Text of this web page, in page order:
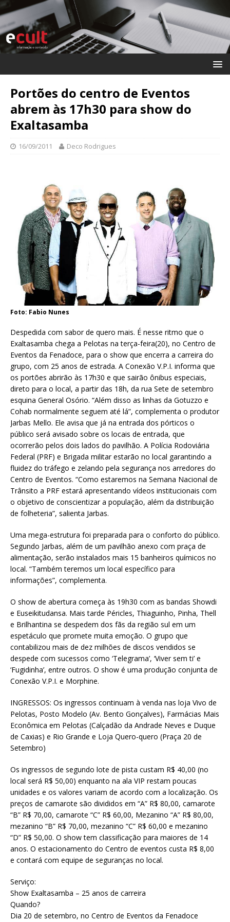
Portões do centro de Eventos
abrem às 17h30 para show do
Exaltasamba
16/09/2011 Deco Rodrigues
Foto: Fabio Nunes
Despedida com sabor de quero mais. É nesse ritmo que o
Exaltasamba chega a Pelotas na terça-feira(20), no Centro de
Eventos da Fenadoce, para o show que encerra a carreira do
grupo, com 25 anos de estrada. A Conexão V.P.I. informa que
os portões abrirão às 17h30 e que sairão ônibus especiais,
direto para o local, a partir das 18h, da rua Sete de setembro
esquina General Osório. “Além disso as linhas da Gotuzzo e
Cohab normalmente seguem até lá”, complementa o produtor
Jarbas Mello. Ele avisa que já na entrada dos pórticos o
público será avisado sobre os locais de entrada, que
ocorrerão pelos dois lados do pavilhão. A Polícia Rodoviária
Federal (PRF) e Brigada militar estarão no local garantindo a
fluidez do tráfego e zelando pela segurança nos arredores do
Centro de Eventos. “Como estaremos na Semana Nacional de
Trânsito a PRF estará apresentando vídeos institucionais com
o objetivo de conscientizar a população, além da distribuição
de folheteria”, salienta Jarbas.
Uma mega-estrutura foi preparada para o conforto do público.
Segundo Jarbas, além de um pavilhão anexo com praça de
alimentação, serão instalados mais 15 banheiros químicos no
local. “Também teremos um local específico para
informações”, complementa.
O show de abertura começa às 19h30 com as bandas Showdi
e Euseikitudansa. Mais tarde Péricles, Thiaguinho, Pinha, Thell
e Brilhantina se despedem dos fãs da região sul em um
espetáculo que promete muita emoção. O grupo que
contabilizou mais de dez milhões de discos vendidos se
despede com sucessos como ‘Telegrama’, ‘Viver sem ti’ e
‘Fugidinha’, entre outros. O show é uma produção conjunta de
Conexão V.P.I. e Morphine.
INGRESSOS: Os ingressos continuam à venda nas loja Vivo de
Pelotas, Posto Modelo (Av. Bento Gonçalves), Farmácias Mais
Econômica em Pelotas (Calçadão da Andrade Neves e Duque
de Caxias) e Rio Grande e Loja Quero-quero (Praça 20 de
Setembro)
Os ingressos de segundo lote de pista custam R$ 40,00 (no
local será R$ 50,00) enquanto na ala VIP restam poucas
unidades e os valores variam de acordo com a localização. Os
preços de camarote são divididos em “A” R$ 80,00, camarote
“B” R$ 70,00, camarote “C” R$ 60,00, Mezanino “A” R$ 80,00,
mezanino “B” R$ 70,00, mezanino “C” R$ 60,00 e mezanino
“D” R$ 50,00. O show tem classificação para maiores de 14
anos. O estacionamento do Centro de eventos custa R$ 8,00
e contará com equipe de seguranças no local.
Serviço:
Show Exaltasamba – 25 anos de carreira
Quando?
Dia 20 de setembro, no Centro de Eventos da Fenadoce